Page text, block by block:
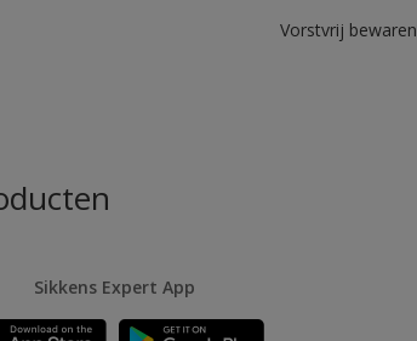
Vorstvrij bewaren
Sikkens Expert App